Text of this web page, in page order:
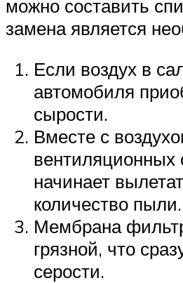
можно составить
замена является
Если воздух в
автомобиля
сырости.
Вместе с
вентиляционных
начинает
количество пыли.
Мембрана
грязной, что
серости.